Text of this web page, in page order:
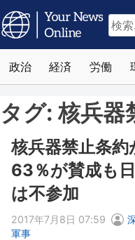
検
索:
政治 経済 労働
タグ:核兵器
核兵器禁止条
63％が賛成も
は不参加
2017年7月8日 07:59
軍事